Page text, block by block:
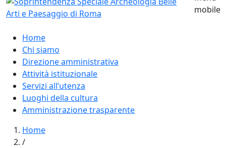
Home
Chi siamo
Direzione amministrativa
Attività istituzionale
Servizi all’utenza
Luoghi della cultura
Amministrazione trasparente
Home
/